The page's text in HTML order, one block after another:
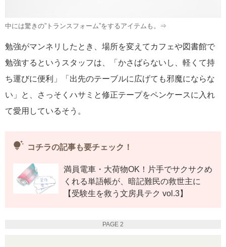
中には驚きの”トランスフォーム”をするアイテムも。⇒
勉強がマンネリしたとき、場所を変えてカフェや図書館で
勉強するというスタッフは、「かさばらないし、軽くて持
ち運びに便利」「出先のテーブルに広げても邪魔にならな
い」と、さっそくハサミと修正テープをペンケースに入れ
て愛用しているそう。
tips_and_updates コチラの記事も要チェック！
満員電車・大荷物OK！片手でサクサクめ
くれる単語帳が、暗記難民の救世主に
【受験生を救う文房具テク vol.3】
PAGE 2